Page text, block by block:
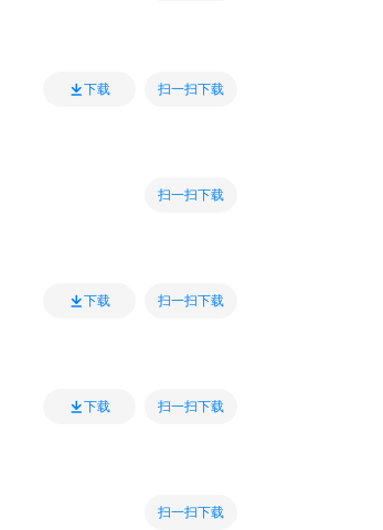
下载 扫一扫下载
扫一扫下载
下载 扫一扫下载
下载 扫一扫下载
扫一扫下载